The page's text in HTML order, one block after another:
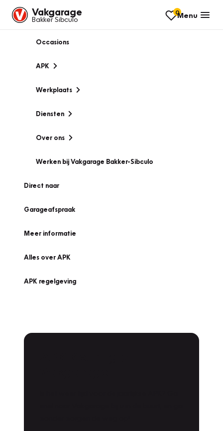
Vakgarage
Bakker Sibculo
0Menu
Occasions
APK
Werkplaats
Diensten
Over ons
Werken bij Vakgarage Bakker-Sibculo
Direct naar
Garageafspraak
Meer informatie
Alles over APK
APK regelgeving